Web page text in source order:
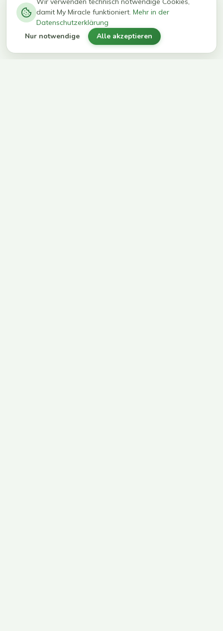
kg in 12
Wochen
erreichen
ihr Ziel
damit My Miracle funktioniert. Mehr in der
Datenschutzerklärung
Nur notwendige Alle akzeptieren